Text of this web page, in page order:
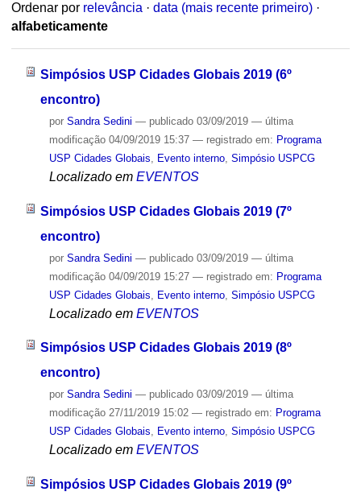
Ordenar por relevância · data (mais recente primeiro) ·
alfabeticamente
Simpósios USP Cidades Globais 2019 (6º
encontro)
por Sandra Sedini — publicado03/09/2019 — última
modificação04/09/2019 15:37 — registrado em: Programa
USP Cidades Globais
Evento interno, Simpósio USPCG
Localizado em EVENTOS
Simpósios USP Cidades Globais 2019 (7º
encontro)
por Sandra Sedini — publicado03/09/2019 — última
modificação04/09/2019 15:27 — registrado em: Programa
USP Cidades Globais
Evento interno, Simpósio USPCG
Localizado em EVENTOS
Simpósios USP Cidades Globais 2019 (8º
encontro)
por Sandra Sedini — publicado03/09/2019 — última
modificação27/11/2019 15:02 — registrado em: Programa
USP Cidades Globais, Evento interno, Simpósio USPCG
Localizado em EVENTOS
Simpósios USP Cidades Globais 2019 (9º